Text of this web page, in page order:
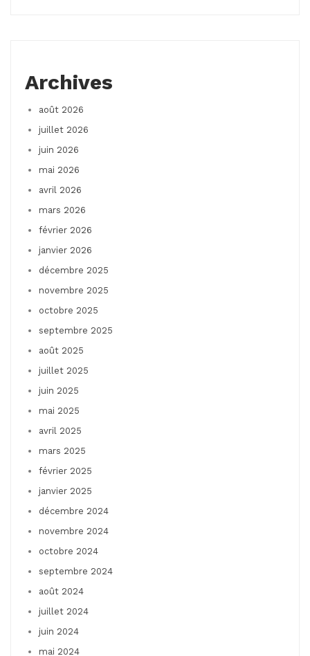
Archives
août 2026
juillet 2026
juin 2026
mai 2026
avril 2026
mars 2026
février 2026
janvier 2026
décembre 2025
novembre 2025
octobre 2025
septembre 2025
août 2025
juillet 2025
juin 2025
mai 2025
avril 2025
mars 2025
février 2025
janvier 2025
décembre 2024
novembre 2024
octobre 2024
septembre 2024
août 2024
juillet 2024
juin 2024
mai 2024